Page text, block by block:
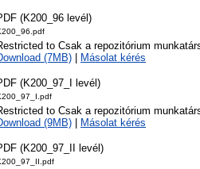
(K200_96 levél)
to Csak a repozitórium
(7MB)
Másolat kérés
(K200_97_I levél)
to Csak a repozitórium
(9MB)
Másolat kérés
(K200_97_II levél)